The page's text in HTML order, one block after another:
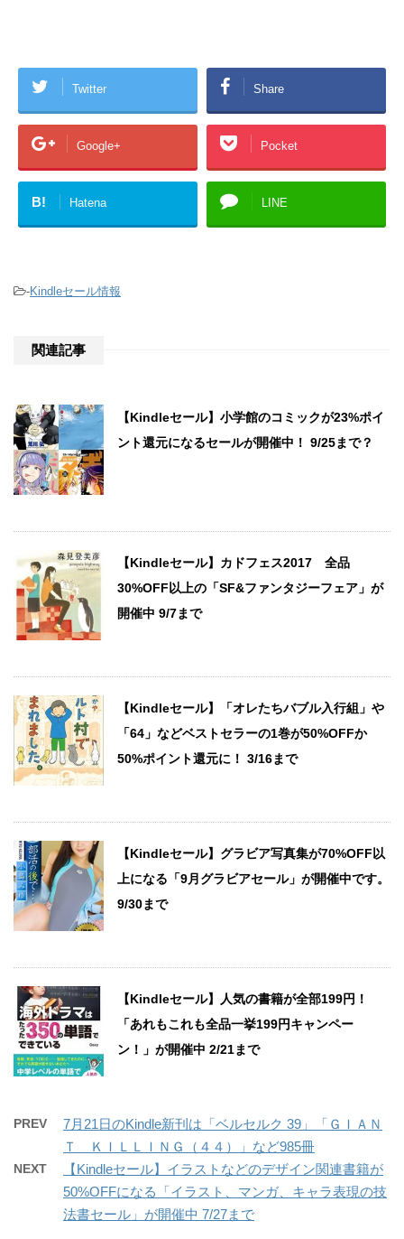
Twitter Share
Google+ Pocket
B! Hatena LINE
-Kindleセール情報
関連記事
【Kindleセール】小学館のコミックが23%ポイ
ント還元になるセールが開催中！ 9/25まで？
【Kindleセール】カドフェス2017 全品
30%OFF以上の「SF&ファンタジーフェア」が
開催中 9/7まで
【Kindleセール】「オレたちバブル入行組」や
「64」などベストセラーの1巻が50%OFFか
50%ポイント還元に！ 3/16まで
【Kindleセール】グラビア写真集が70%OFF以
上になる「9月グラビアセール」が開催中です。
9/30まで
【Kindleセール】人気の書籍が全部199円！
「あれもこれも全品一挙199円キャンペー
ン！」が開催中 2/21まで
PREV
7月21日のKindle新刊は「ベルセルク 39」「ＧＩＡＮ
Ｔ ＫＩＬＬＩＮＧ（４４）」など985冊
NEXT
【Kindleセール】イラストなどのデザイン関連書籍が
50%OFFになる「イラスト、マンガ、キャラ表現の技
法書セール」が開催中 7/27まで